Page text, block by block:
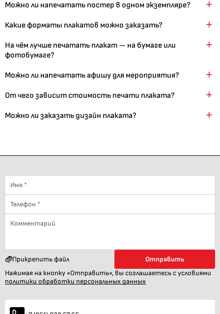
Можно ли напечатать постер в одном экземпляре?
Какие форматы плакатов можно заказать?
На чём лучше печатать плакат — на бумаге или
фотобумаге?
Можно ли напечатать афишу для мероприятия?
От чего зависит стоимость печати плаката?
Можно ли заказать дизайн плаката?
Прикрепить файл Отправить
Нажимая на кнопку «Отправить», вы соглашаетесь с условиями
политики обработки персональных данных